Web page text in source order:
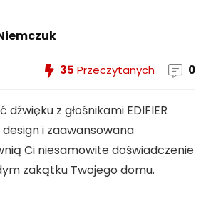
35 Przeczytanych 0
dźwięku z głośnikami EDIFIER
design i zaawansowana
Ci niesamowite doświadczenie
zakątku Twojego domu.